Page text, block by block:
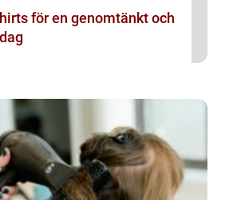
för en genomtänkt och